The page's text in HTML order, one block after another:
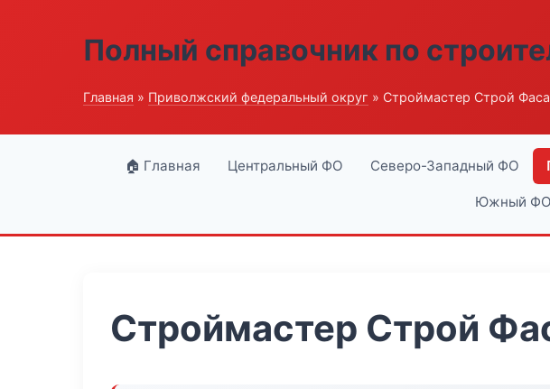
Полный справочник по
Главная » Приволжский федеральный округ » Строймастер Строй
🏠 Главная Центральный ФО Северо-Западный ФО
Южный ФО
Строймастер Строй